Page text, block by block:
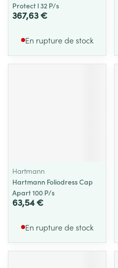
Protect l 32 P/s
367,63 €
En rupture de stock
Hartmann
Hartmann Foliodress Cap
Apart 100 P/s
63,54 €
En rupture de stock